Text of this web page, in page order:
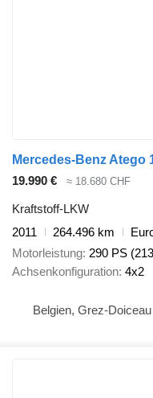
Mercedes-Benz Atego
19.990 €
≈ 18.680 CHF
Kraftstoff-LKW
2011
264.496 km
Motorleistung 290 PS
Achsenkonfiguration 4x2
Belgien, Grez-Doiceau